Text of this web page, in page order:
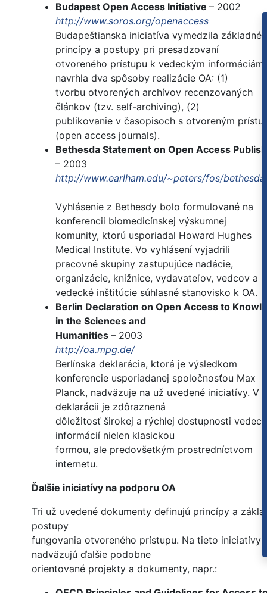
Budapest Open Access Initiative – 2002
http://www.soros.org/openaccess
Budapeštianska iniciatíva vymedzila základné
princípy a postupy pri presadzovaní
otvoreného prístupu k vedeckým informáciám
navrhla dva spôsoby realizácie OA: (1)
tvorbu otvorených archívov recenzovaných
článkov (tzv. self-archiving), (2)
publikovanie v časopisoch s otvoreným
(open access journals).
Bethesda Statement on Open Access
– 2003
http://www.earlham.edu/~peters/fos/
Vyhlásenie z Bethesdy bolo formulované na
konferencii biomedicínskej výskumnej
komunity, ktorú usporiadal Howard Hughes
Medical Institute. Vo vyhlásení vyjadrili
pracovné skupiny zastupujúce nadácie,
organizácie, knižnice, vydavateľov, vedcov a
vedecké inštitúcie súhlasné stanovisko k OA.
Berlin Declaration on Open Access to
in the Sciences and
Humanities – 2003
http://oa.mpg.de/
Berlínska deklarácia, ktorá je výsledkom
konferencie usporiadanej spoločnosťou Max
Planck, nadväzuje na už uvedené iniciatívy. V
deklarácii je zdôraznená
dôležitosť širokej a rýchlej dostupnosti
informácií nielen klasickou
formou, ale predovšetkým prostredníctvom
internetu.
Ďalšie iniciatívy na podporu OA
Tri už uvedené dokumenty definujú princípy a
postupy
fungovania otvoreného prístupu. Na tieto iniciatívy
nadväzujú ďalšie podobne
orientované projekty a dokumenty, napr.: